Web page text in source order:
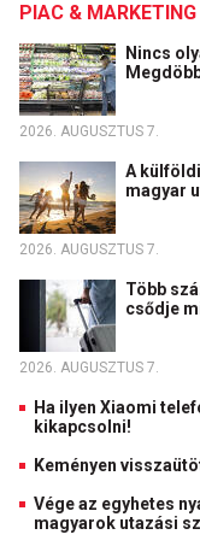
PIAC & MARKETING
Nincs
2026. AUGUSZTUS 7.
A
magyar
2026. AUGUSZTUS 7.
Több
csődje
2026. AUGUSZTUS 7.
Ha ilyen Xiaomi
kikapcsolni!
Keményen
Vége az egyhetes
magyarok utazási